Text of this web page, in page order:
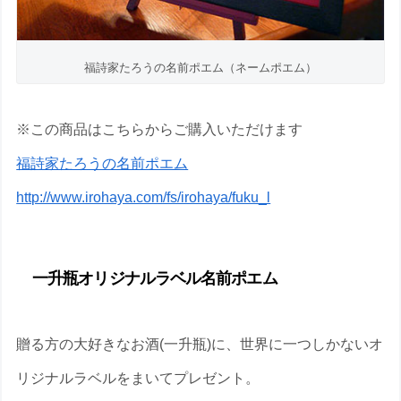
福詩家たろうの名前ポエム（ネームポエム）
※この商品はこちらからご購入いただけます
福詩家たろうの名前ポエム
http://www.irohaya.com/fs/irohaya/fuku_l
一升瓶オリジナルラベル名前ポエム
贈る方の大好きなお酒(一升瓶)に、世界に一つしかないオ
リジナルラベルをまいてプレゼント。